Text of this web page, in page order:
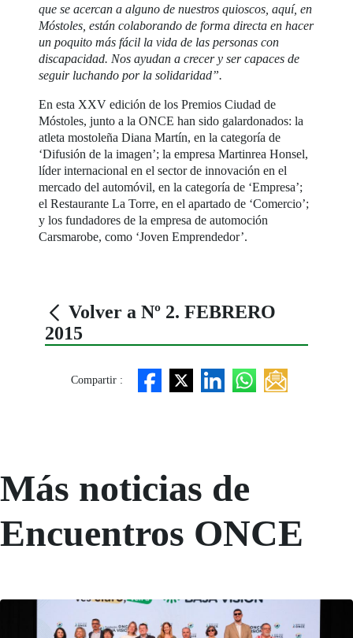
que se acercan a alguno de nuestros quioscos, aquí, en
Móstoles, están colaborando de forma directa en hacer
un poquito más fácil la vida de las personas con
discapacidad. Nos ayudan a crecer y ser capaces de
seguir luchando por la solidaridad”.
En esta XXV edición de los Premios Ciudad de
Móstoles, junto a la ONCE han sido galardonados: la
atleta mostoleña Diana Martín, en la categoría de
‘Difusión de la imagen’; la empresa Martinrea Honsel,
líder internacional en el sector de innovación en el
mercado del automóvil, en la categoría de ‘Empresa’;
el Restaurante La Torre, en el apartado de ‘Comercio’;
y los fundadores de la empresa de automoción
Carsmarobe, como ‘Joven Emprendedor’.
Volver a Nº 2. FEBRERO
2015
Compartir :
Más noticias de
Encuentros ONCE